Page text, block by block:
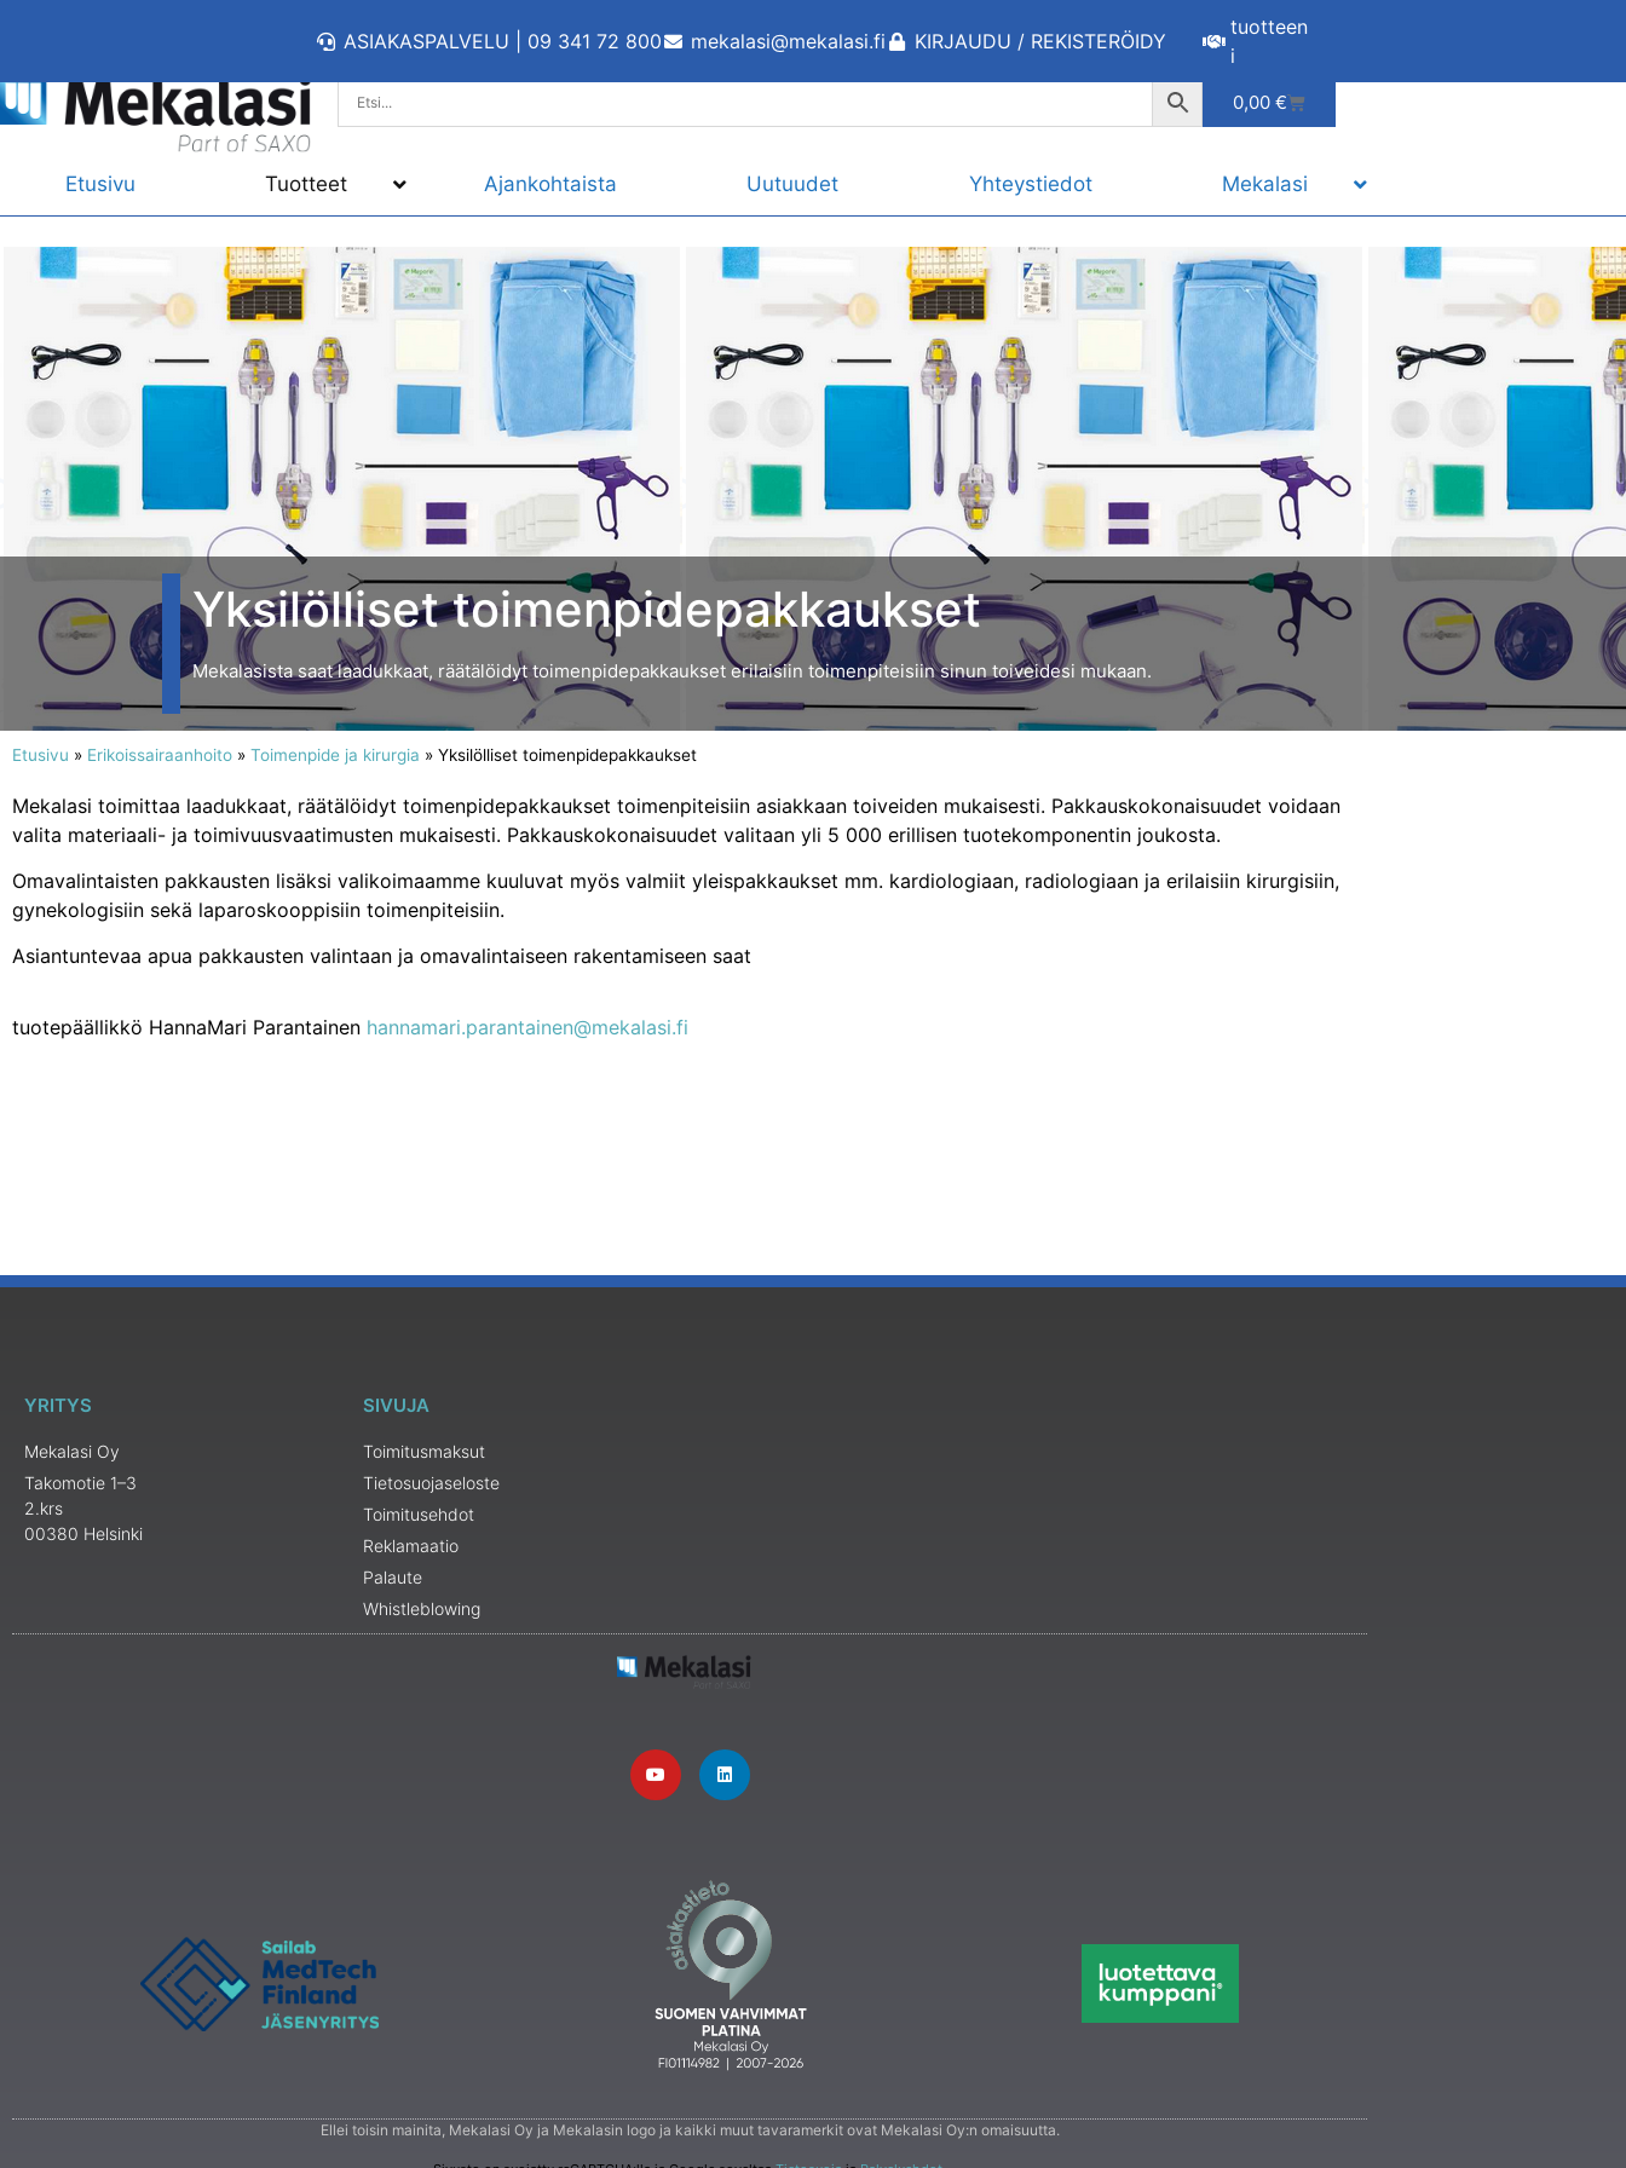
ASIAKASPALVELU | 09 341 72 800 mekalasi@mekalasi.fi KIRJAUDU / REKISTERÖIDY
tuotteen
i
0,00 €
Etusivu Tuotteet Ajankohtaista Uutuudet Yhteystiedot Mekalasi
Yksilölliset toimenpidepakkaukset
Mekalasista saat laadukkaat, räätälöidyt toimenpidepakkaukset erilaisiin toimenpiteisiin sinun toiveidesi mukaan.
Etusivu » Erikoissairaanhoito » Toimenpide ja kirurgia » Yksilölliset toimenpidepakkaukset
Mekalasi toimittaa laadukkaat, räätälöidyt toimenpidepakkaukset toimenpiteisiin asiakkaan toiveiden mukaisesti. Pakkauskokonaisuudet voidaan
valita materiaali- ja toimivuusvaatimusten mukaisesti. Pakkauskokonaisuudet valitaan yli 5 000 erillisen tuotekomponentin joukosta.
Omavalintaisten pakkausten lisäksi valikoimaamme kuuluvat myös valmiit yleispakkaukset mm. kardiologiaan, radiologiaan ja erilaisiin kirurgisiin,
gynekologisiin sekä laparoskooppisiin toimenpiteisiin.
Asiantuntevaa apua pakkausten valintaan ja omavalintaiseen rakentamiseen saat
tuotepäällikkö HannaMari Parantainen hannamari.parantainen@mekalasi.fi
YRITYS
Mekalasi Oy
Takomotie 1–3
2.krs
00380 Helsinki
SIVUJA
Toimitusmaksut
Tietosuojaseloste
Toimitusehdot
Reklamaatio
Palaute
Whistleblowing
Ellei toisin mainita, Mekalasi Oy ja Mekalasin logo ja kaikki muut tavaramerkit ovat Mekalasi Oy:n omaisuutta.